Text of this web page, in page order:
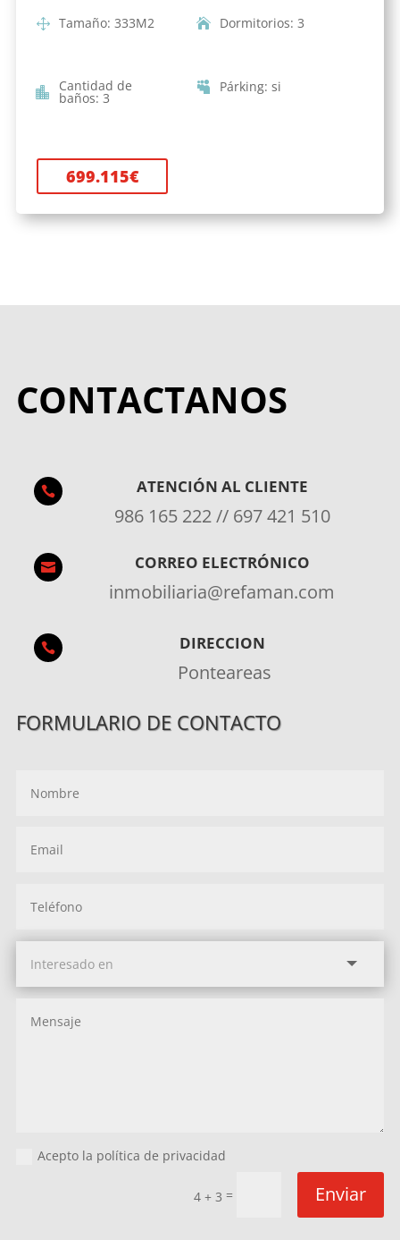
Tamaño: 333M2 Dormitorios: 3
Cantidad de
baños: 3
Párking: si
699.115€
CONTACTANOS
 ATENCIÓN AL CLIENTE
986 165 222 // 697 421 510
 CORREO ELECTRÓNICO
inmobiliaria@refaman.com
 DIRECCION
Ponteareas
FORMULARIO DE CONTACTO
Acepto la política de privacidad
4 + 3 = Enviar